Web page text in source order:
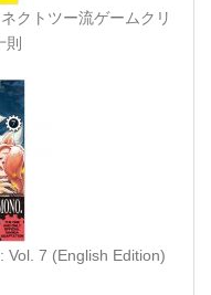
クトツー流ゲームクリ
則
Vol. 7 (English Edition)